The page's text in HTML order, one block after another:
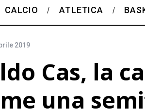
CALCIO ATLETICA
2019
Cas, la
una